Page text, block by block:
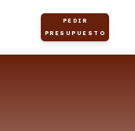
PEDIR
PRESUPUESTO